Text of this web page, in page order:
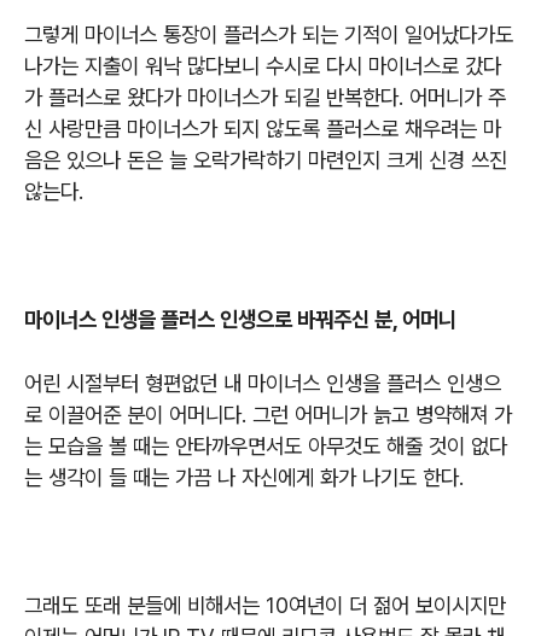
그렇게 마이너스 통장이 플러스가 되는 기적이 일어났다가도
나가는 지출이 워낙 많다보니 수시로 다시 마이너스로 갔다
가 플러스로 왔다가 마이너스가 되길 반복한다. 어머니가 주
신 사랑만큼 마이너스가 되지 않도록 플러스로 채우려는 마
음은 있으나 돈은 늘 오락가락하기 마련인지 크게 신경 쓰진
않는다.
마이너스 인생을 플러스 인생으로 바꿔주신 분 어머니
어린 시절부터 형편없던 내 마이너스 인생을 플러스 인생으
로 이끌어준 분이 어머니다. 그런 어머니가 늙고 병약해져 가
는 모습을 볼 때는 안타까우면서도 아무것도 해줄 것이 없다
는 생각이 들 때는 가끔 나 자신에게 화가 나기도 한다.
그래도 또래 분들에 비해서는 10여년이 더 젊어 보이시지만